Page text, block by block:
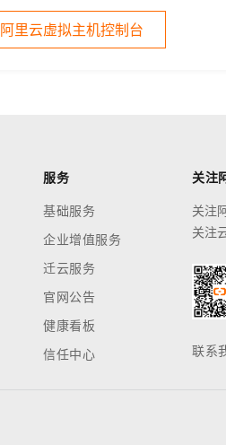
阿里云虚拟主机控制台